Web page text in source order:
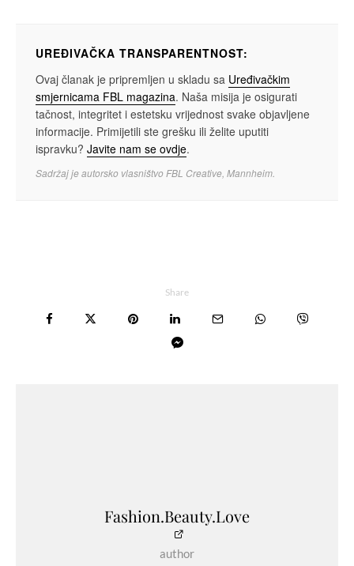
UREĐIVAČKA TRANSPARENTNOST:
Ovaj članak je pripremljen u skladu sa Uređivačkim
smjernicama FBL magazina. Naša misija je osigurati
tačnost, integritet i estetsku vrijednost svake objavljene
informacije. Primijetili ste grešku ili želite uputiti
ispravku? Javite nam se ovdje.
Sadržaj je autorsko vlasništvo FBL Creative, Mannheim.
Share
Fashion.Beauty.Love
author